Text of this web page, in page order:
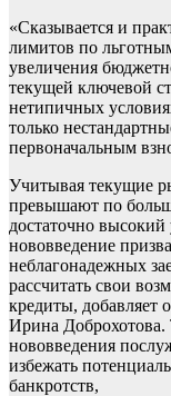
«Сказывается и
лимитов по
увеличения
текущей ключевой
нетипичных
только
первоначальным
Учитывая текущие
превышают по
достаточно высокий
нововведение
неблагонадежных
рассчитать свои
кредиты, добавляет
Ирина Доброхотова.
нововведения
избежать
банкротств,